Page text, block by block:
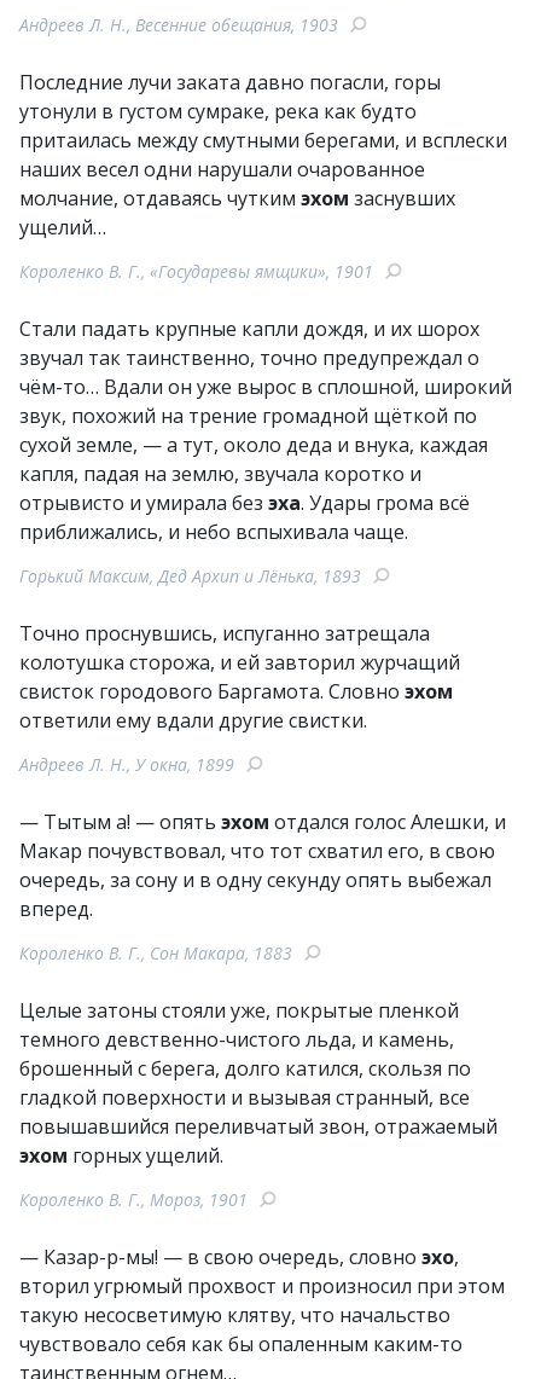
Андреев Л. Н., Весенние обещания, 1903
Последние лучи заката давно погасли, горы
утонули в густом сумраке, река как будто
притаилась между смутными берегами, и всплески
наших весел одни нарушали очарованное
молчание, отдаваясь чутким эхом заснувших
ущелий…
Короленко В. Г., «Государевы ямщики», 1901
Стали падать крупные капли дождя, и их шорох
звучал так таинственно, точно предупреждал о
чём-то… Вдали он уже вырос в сплошной, широкий
звук, похожий на трение громадной щёткой по
сухой земле, — а тут, около деда и внука, каждая
капля, падая на землю, звучала коротко и
отрывисто и умирала без эха. Удары грома всё
приближались, и небо вспыхивала чаще.
Горький Максим, Дед Архип и Лёнька, 1893
Точно проснувшись, испуганно затрещала
колотушка сторожа, и ей завторил журчащий
свисток городового Баргамота. Словно эхом
ответили ему вдали другие свистки.
Андреев Л. Н., У окна, 1899
— Тытым а! — опять эхом отдался голос Алешки, и
Макар почувствовал, что тот схватил его, в свою
очередь, за сону и в одну секунду опять выбежал
вперед.
Короленко В. Г., Сон Макара, 1883
Целые затоны стояли уже, покрытые пленкой
темного девственно-чистого льда, и камень,
брошенный с берега, долго катился, скользя по
гладкой поверхности и вызывая странный, все
повышавшийся переливчатый звон, отражаемый
эхом горных ущелий.
Короленко В. Г., Мороз, 1901
— Казар-р-мы! — в свою очередь, словно эхо,
вторил угрюмый прохвост и произносил при этом
такую несосветимую клятву, что начальство
чувствовало себя как бы опаленным каким-то
таинственным огнем…